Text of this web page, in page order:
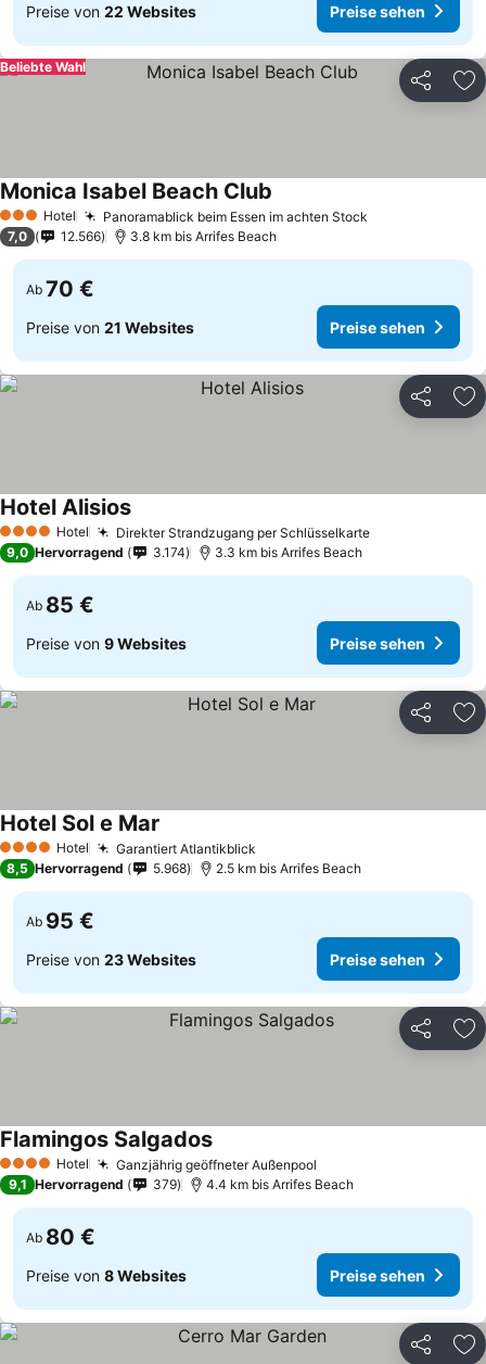
Preise von 22 Websites Preise sehen
Teilen
Beliebte Wahl
3 SterneHotel Panoramablick beim Essen im achten Stock
Monica Isabel Beach Club
7,0 12.566 3.8 km bis Arrifes Beach
Ab 70 €
Preise von 21 Websites Preise sehen
Teilen
4 Sterne Hotel Direkter Strandzugang per Schlüsselkarte
Hotel Alisios
9,0 Hervorragend 3.174 3.3 km bis Arrifes Beach
Ab 85 €
Preise von 9 Websites Preise sehen
Teilen
4 Sterne Hotel Garantiert Atlantikblick
Hotel Sol e Mar
8,5 Hervorragend 5.968 2.5 km bis Arrifes Beach
Ab 95 €
Preise von 23 Websites Preise sehen
Teilen
4 Sterne Hotel Ganzjährig geöffneter Außenpool
Flamingos Salgados
9,1 Hervorragend 379 4.4 km bis Arrifes Beach
Ab 80 €
Preise von 8 Websites Preise sehen
Teilen